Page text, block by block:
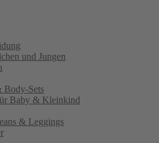
und Jungen
Body-Sets
Baby & Kleinkind
& Leggings